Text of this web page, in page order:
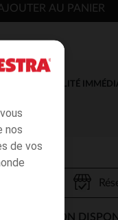
nos
de vos
AU PANIER
DISPONIBILITÉ
LIVRAISON